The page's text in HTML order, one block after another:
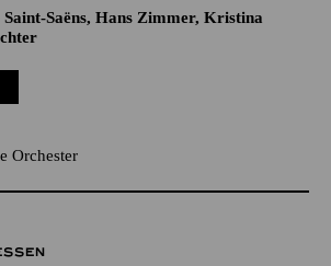
Saëns, Hans Zimmer, Kristina
Orchester